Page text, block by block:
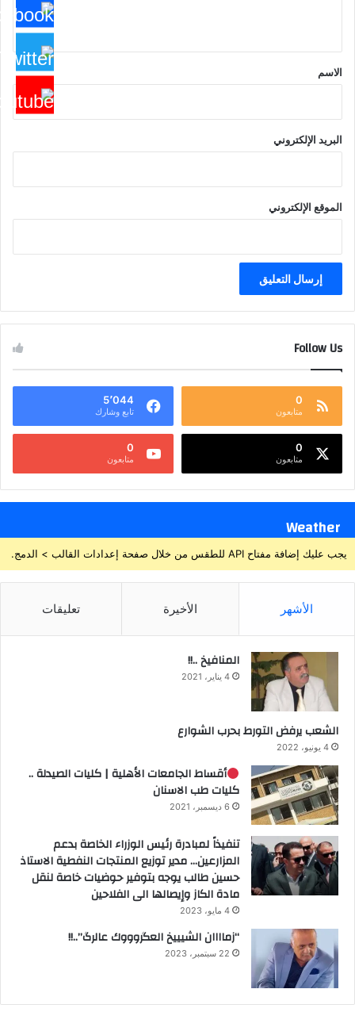
*
الاسم
البريد الإلكتروني
الموقع الإلكتروني
Follow Us
0
متابعون
5٬044
تابع وشارك
0
متابعون
0
متابعون
Weather
يجب عليك إضافة مفتاح API للطقس من خلال صفحة إعدادات القالب > الدمج.
الأشهر الأخيرة تعليقات
المنافيخ ..!!
4 يناير، 2021
الشعب يرفض التورط بحرب الشوارع
4 يونيو، 2022
أقساط الجامعات الأهلية | كليات الصيدلة ..
كليات طب الاسنان
6 ديسمبر، 2021
تنفيذاً لمبادرة رئيس الوزراء الخاصة بدعم
المزارعين… مدير توزيع المنتجات النفطية الاستاذ
حسين طالب يوجه بتوفير حوضيات خاصة لنقل
مادة الكاز وإيصالها الى الفلاحين
4 مايو، 2023
“زماااان الشيييخ العگروووك عالرگ”..!!
22 سبتمبر، 2023